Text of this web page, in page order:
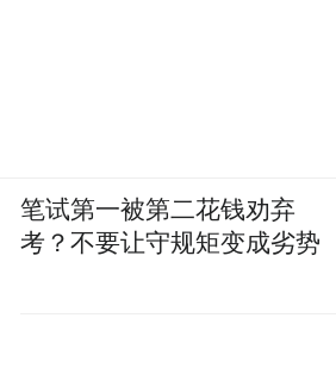
笔试第一被第二花钱劝弃
考？不要让守规矩变成劣势